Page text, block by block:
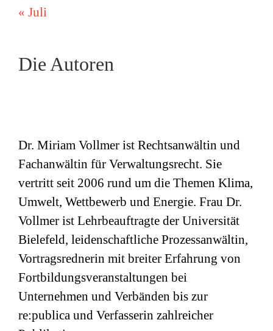
« Juli
Die Autoren
Dr. Miriam Vollmer ist Rechtsanwältin und
Fachanwältin für Verwaltungsrecht. Sie
vertritt seit 2006 rund um die Themen Klima,
Umwelt, Wettbewerb und Energie. Frau Dr.
Vollmer ist Lehrbeauftragte der Universität
Bielefeld, leidenschaftliche Prozessanwältin,
Vortragsrednerin mit breiter Erfahrung von
Fortbildungsveranstaltungen bei
Unternehmen und Verbänden bis zur
re:publica und Verfasserin zahlreicher